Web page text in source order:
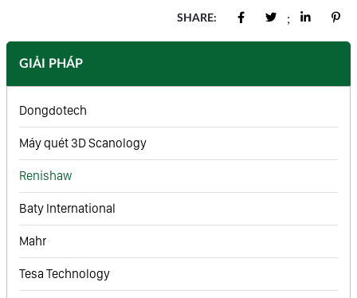
GIẢI PHÁP
Dongdotech
Máy quét 3D Scanology
Renishaw
Baty International
Mahr
Tesa Technology
SHARE: ;